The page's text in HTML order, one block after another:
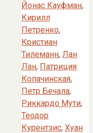
Йонас Кауфман,
Кирилл
Петренко,
Кристиан
Тилеманн, Лан
Лан, Патриция
Копачинская,
Петр Бечала,
Риккардо Мути,
Теодор
Курентзис, Хуан